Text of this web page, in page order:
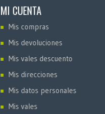
MI CUENTA
Mis compras
Mis devoluciones
Mis vales descuento
Mis direcciones
Mis datos personales
Mis vales